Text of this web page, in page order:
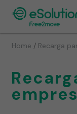
Home / Recarga